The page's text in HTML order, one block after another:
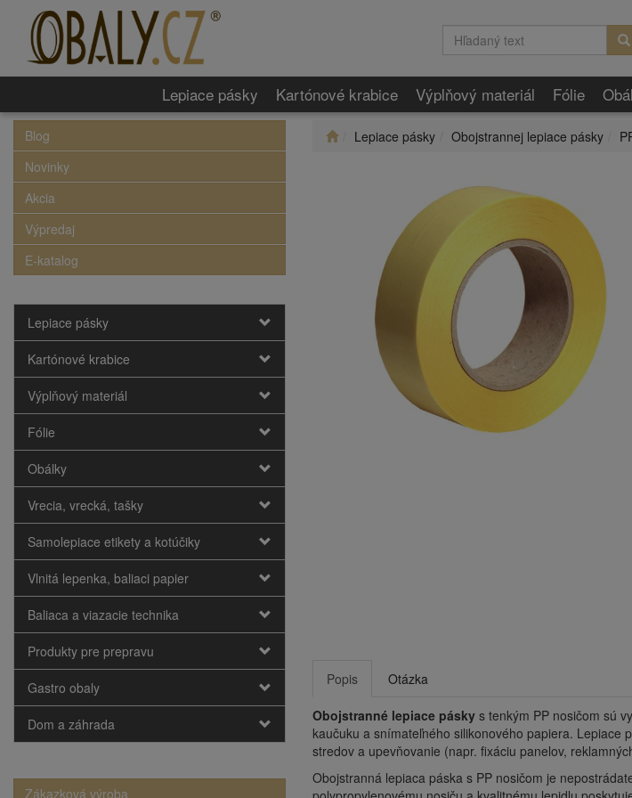
Lepiace pásky Kartónové krabice Výplňový materiál Fólie
Blog
Novinky
Akcia
Výpredaj
E-katalog
Lepiace pásky
Kartónové krabice
Výplňový materiál
Fólie
Obálky
Vrecia, vrecká, tašky
Samolepiace etikety a kotúčiky
Vlnitá lepenka, baliaci papier
Baliaca a viazacie technika
Produkty pre prepravu
Gastro obaly
Dom a záhrada
Zákazková výroba
Lepiace pásky Obojstrannej lepiace pásky
Popis Otázka
Obojstranné lepiace pásky s tenkým PP nosičom sú
kaučuku a snímateľného silikonového papiera. Lepiace
stredov a upevňovanie (napr. fixáciu panelov,
Obojstranná lepiaca páska s PP nosičom je